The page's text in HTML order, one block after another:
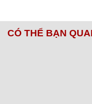
CÓ THỂ BẠN